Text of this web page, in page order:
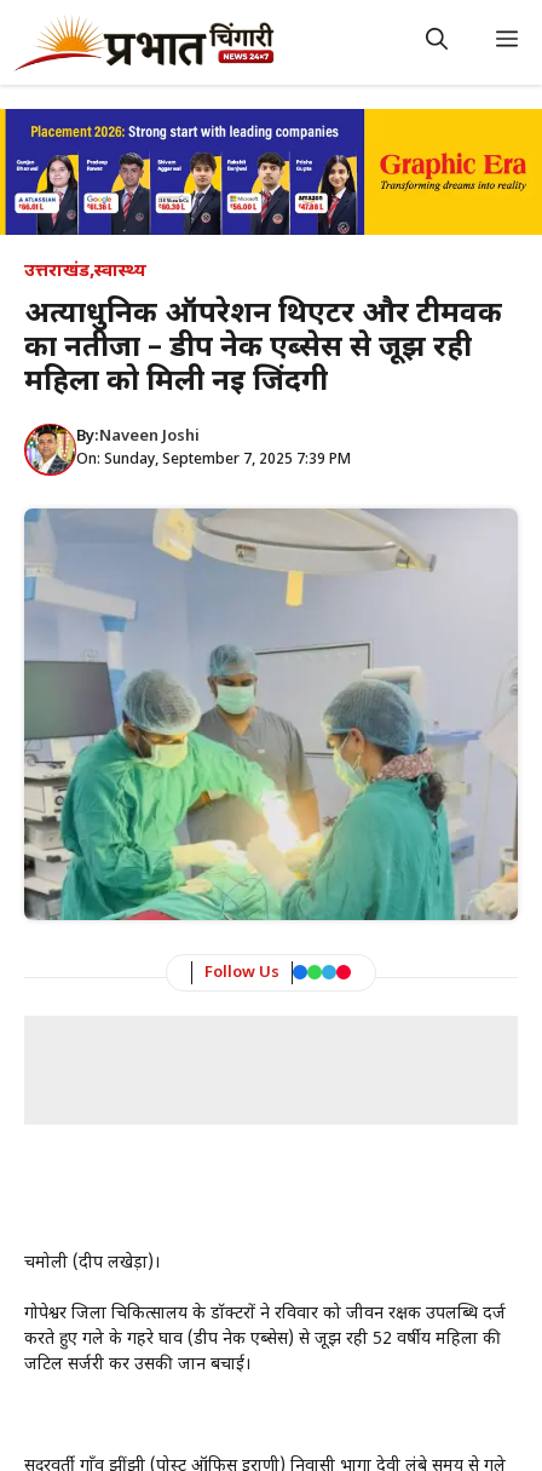
content
उत्तराखंड,स्वास्थ्य
अत्याधुनिक ऑपरेशन थिएटर और टीमवर्क
का नतीजा – डीप नेक एब्सेस से जूझ रही
महिला को मिली नई जिंदगी
By:Naveen Joshi
On: Sunday, September 7, 2025 7:39 PM
Follow Us
चमोली (प्रदीप लखेड़ा)।
गोपेश्वर जिला चिकित्सालय के डॉक्टरों ने रविवार को जीवन रक्षक उपलब्धि दर्ज
करते हुए गले के गहरे घाव (डीप नेक एब्सेस) से जूझ रही 52 वर्षीय महिला की
जटिल सर्जरी कर उसकी जान बचाई।
सुदूरवर्ती गाँव झींझी (पोस्ट ऑफिस इराणी) निवासी भागा देवी लंबे समय से गले